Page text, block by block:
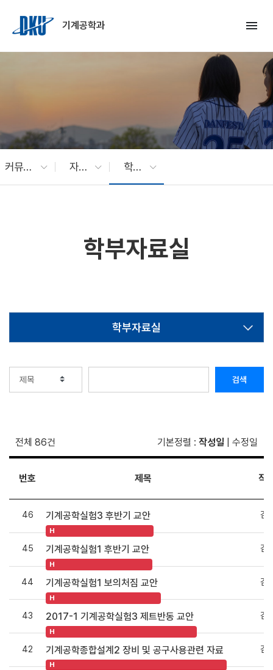
기계공학과
menu
커뮤니티 자료실 학부자료실
학부자료실
학부자료실
검색
전체 86건 기본정렬 : 작성일 수정일
번호 제목 작
46 기계공학실험3 후반기 교안
H
김
45 기계공학실험1 후반기 교안
H
김
44 기계공학실험1 보의처짐 교안
H
김
43 2017-1 기계공학실험3 제트반동 교안
H
김
42 기계공학종합설계2 장비 및 공구사용관련 자료
H
김